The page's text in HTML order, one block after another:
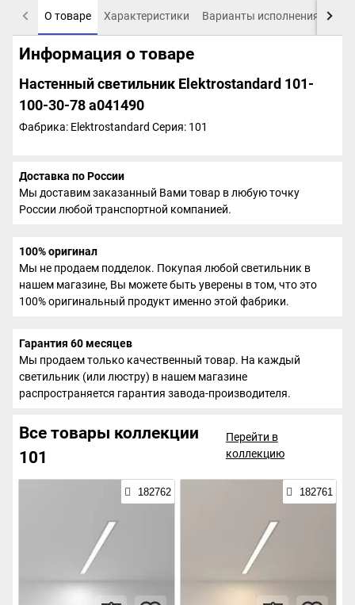
О товаре Характеристики Варианты исполнения
Информация о товаре
Настенный светильник Elektrostandard 101-
100-30-78 a041490
Фабрика: Elektrostandard Серия: 101
Доставка по России
Мы доставим заказанный Вами товар в любую точку
России любой транспортной компанией.
100% оригинал
Мы не продаем подделок. Покупая любой светильник в
нашем магазине, Вы можете быть уверены в том, что это
100% оригинальный продукт именно этой фабрики.
Гарантия 60 месяцев
Мы продаем только качественный товар. На каждый
светильник (или люстру) в нашем магазине
распространяется гарантия завода-производителя.
Все товары коллекции
101
Перейти в
коллекцию
182762 182761